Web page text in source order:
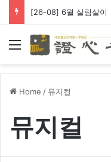
[26-08] 6월 살림살이
Menu
Home / 뮤지컬
뮤지컬